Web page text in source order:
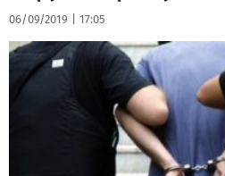
06/09/2019 17:05